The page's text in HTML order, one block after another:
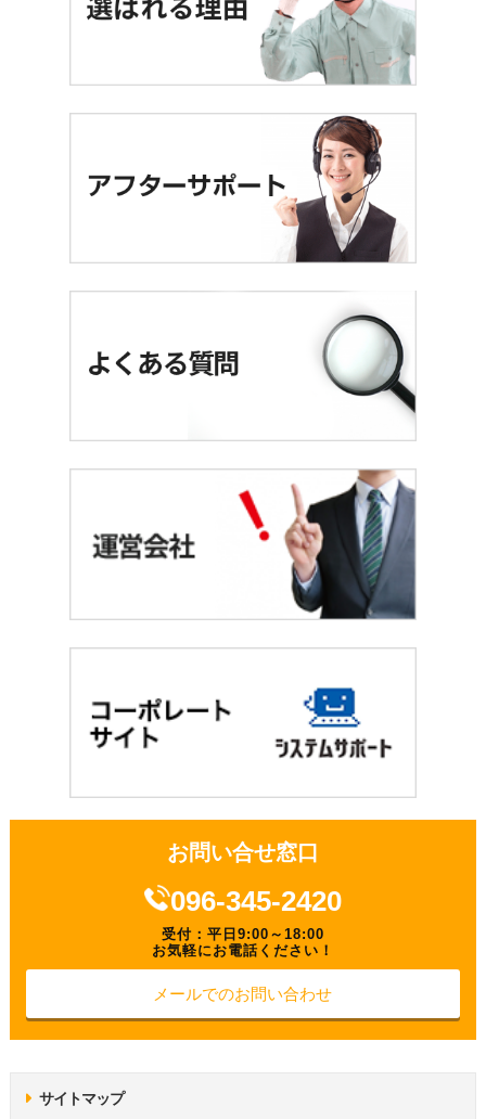
お問い合せ窓口
096-345-2420
受付：平日9:00～18:00
お気軽にお電話ください！
メールでのお問い合わせ
サイトマップ